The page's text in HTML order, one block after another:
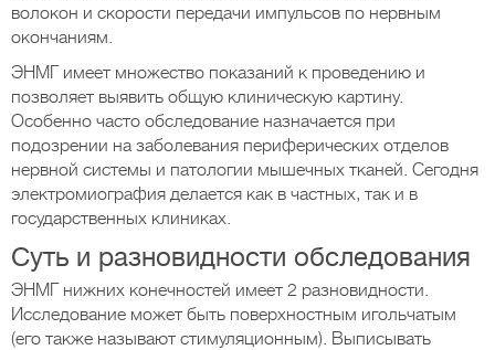
волокон и скорости передачи импульсов по нервным
окончаниям.
ЭНМГ имеет множество показаний к проведению и
позволяет выявить общую клиническую картину.
Особенно часто обследование назначается при
подозрении на заболевания периферических отделов
нервной системы и патологии мышечных тканей. Сегодня
электромиография делается как в частных, так и в
государственных клиниках.
Суть и разновидности обследования
ЭНМГ нижних конечностей имеет 2 разновидности.
Исследование может быть поверхностным игольчатым
(его также называют стимуляционным). Выписывать